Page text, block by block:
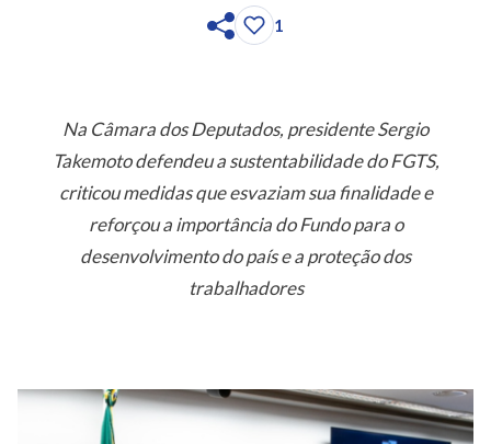
1
Na Câmara dos Deputados, presidente Sergio
Takemoto defendeu a sustentabilidade do FGTS,
criticou medidas que esvaziam sua finalidade e
reforçou a importância do Fundo para o
desenvolvimento do país e a proteção dos
trabalhadores